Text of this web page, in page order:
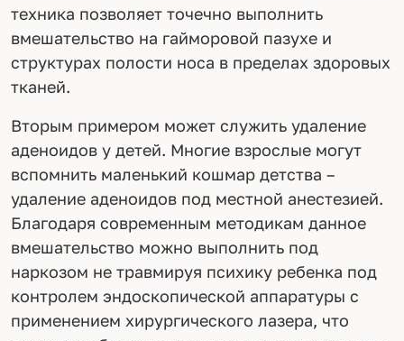
техника позволяет точечно выполнить
вмешательство на гайморовой пазухе и
структурах полости носа в пределах здоровых
тканей.
Вторым примером может служить удаление
аденоидов у детей. Многие взрослые могут
вспомнить маленький кошмар детства –
удаление аденоидов под местной анестезией.
Благодаря современным методикам данное
вмешательство можно выполнить под
наркозом не травмируя психику ребенка под
контролем эндоскопической аппаратуры с
применением хирургического лазера, что